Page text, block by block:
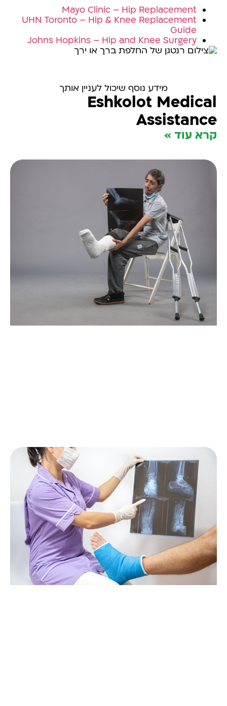
Mayo Clinic – Hip Replacement
UHN Toronto – Hip & Knee Replacement
Guide
Johns Hopkins – Hip and Knee Surgery
מידע נוסף שיכול לעניין אותך
Eshkolot Medical
Assistance
קרא עוד »